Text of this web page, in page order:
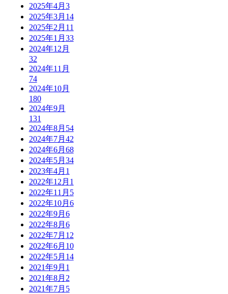
2025年4月 3
2025年3月 14
2025年2月 11
2025年1月 33
2024年12月
32
2024年11月
74
2024年10月
180
2024年9月
131
2024年8月 54
2024年7月 42
2024年6月 68
2024年5月 34
2023年4月 1
2022年12月 1
2022年11月 5
2022年10月 6
2022年9月 6
2022年8月 6
2022年7月 12
2022年6月 10
2022年5月 14
2021年9月 1
2021年8月 2
2021年7月 5